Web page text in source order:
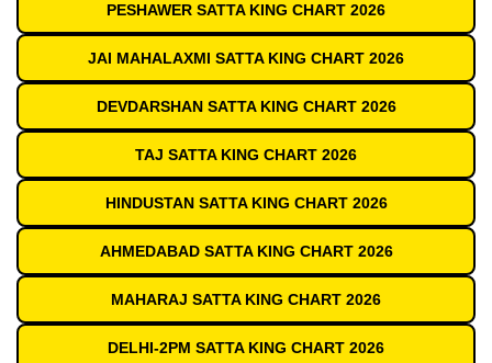
PESHAWER SATTA KING CHART 2026
JAI MAHALAXMI SATTA KING CHART 2026
DEVDARSHAN SATTA KING CHART 2026
TAJ SATTA KING CHART 2026
HINDUSTAN SATTA KING CHART 2026
AHMEDABAD SATTA KING CHART 2026
MAHARAJ SATTA KING CHART 2026
DELHI-2PM SATTA KING CHART 2026